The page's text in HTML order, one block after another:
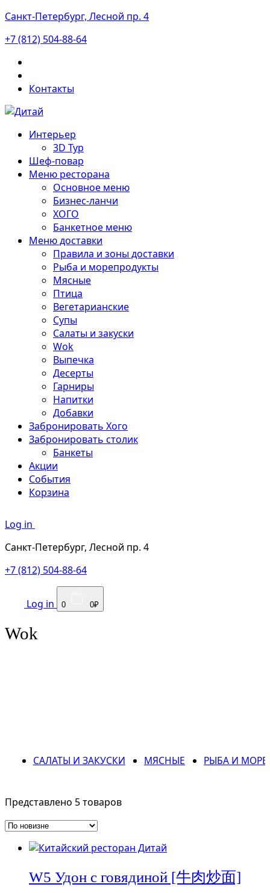
Санкт-Петербург, Лесной пр. 4
+7 (812) 504-88-64
Контакты
Интерьер
3D Тур
Шеф-повар
Меню ресторана
Основное меню
Бизнес-ланчи
ХОГО
Банкетное меню
Меню доставки
Правила и зоны доставки
Рыба и морепродукты
Мясные
Птица
Вегетарианские
Супы
Салаты и закуски
Wok
Выпечка
Десерты
Гарниры
Напитки
Добавки
Забронировать Хого
Забронировать столик
Банкеты
Акции
События
Корзина
Log in
Санкт-Петербург, Лесной пр. 4
+7 (812) 504-88-64
Log in 0 0₽
Wok
САЛАТЫ И ЗАКУСКИ МЯСНЫЕ РЫБА И
Представлено 5 товаров
W5 Удон с говядиной [牛肉炒面]